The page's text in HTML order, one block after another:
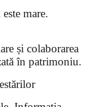
mare.
și colaborarea
în patrimoniu.